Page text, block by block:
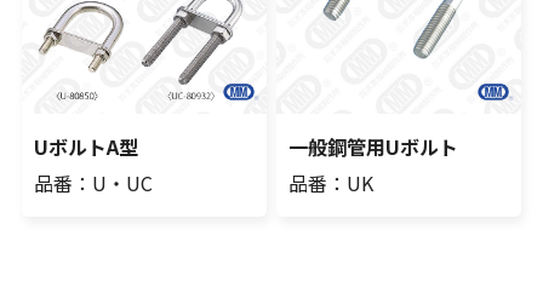
UボルトA型
品番：U・UC
一般鋼管用Uボルト
品番：UK